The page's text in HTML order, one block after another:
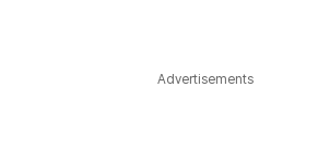
Advertisements